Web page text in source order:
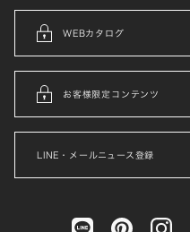
WEBカタログ
お客様限定コンテンツ
LINE・メールニュース登録